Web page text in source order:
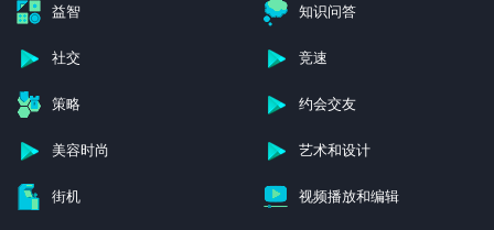
益智 知识问答
社交 竞速
策略 约会交友
美容时尚 艺术和设计
街机 视频播放和编辑